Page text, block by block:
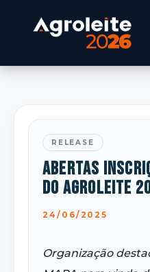
RELEASE
Abertas
do Agroleite
24/06/2025
Organização